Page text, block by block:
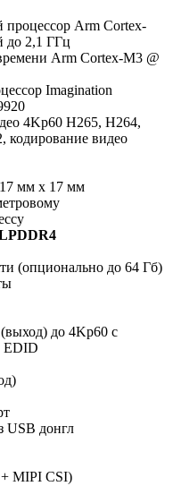
процессор Arm Cortex-
до 2,1 ГГц
Arm Cortex-M3 @
Imagination
4Kp60 H265, H264,
кодирование видео
мм x 17 мм
(опционально до 64 Гб)
до 4Kp60 с
EDID
USB донгл
MIPI CSI)